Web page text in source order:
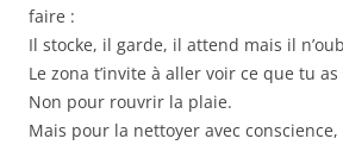
faire :
Il stocke, il garde, il attend mais il
Le zona t’invite à aller voir ce que tu
Non pour rouvrir la plaie.
Mais pour la nettoyer avec conscience,